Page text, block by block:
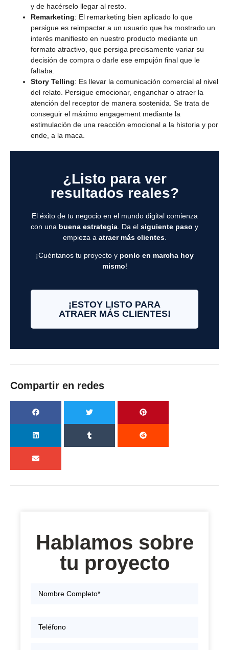
y de hacérselo llegar al resto.
Remarketing: El remarketing bien aplicado lo que
persigue es reimpactar a un usuario que ha mostrado un
interés manifiesto en nuestro producto mediante un
formato atractivo, que persiga precisamente variar su
decisión de compra o darle ese empujón final que le
faltaba.
Story Telling: Es llevar la comunicación comercial al nivel
del relato. Persigue emocionar, enganchar o atraer la
atención del receptor de manera sostenida. Se trata de
conseguir el máximo engagement mediante la
estimulación de una reacción emocional a la historia y por
ende, a la maca.
¿Listo para ver
resultados reales?
El éxito de tu negocio en el mundo digital comienza
con una buena estrategia . Da el siguiente paso y
empieza a atraer más clientes.
¡Cuéntanos tu proyecto y ponlo en marcha hoy
mismo!
¡ESTOY LISTO PARA
ATRAER MÁS CLIENTES!
Compartir en redes
Hablamos sobre
tu proyecto